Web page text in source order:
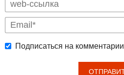
Подписаться на комментарии